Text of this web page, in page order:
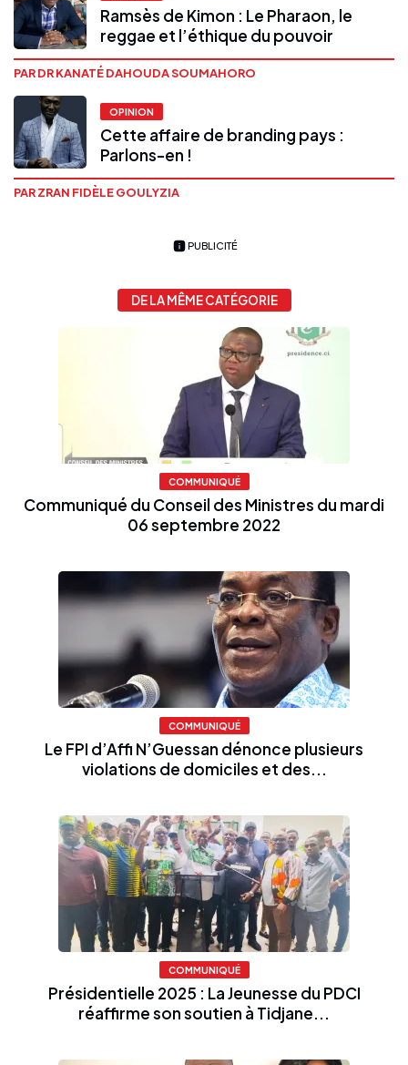
Ramsès de Kimon : Le Pharaon, le
reggae et l’éthique du pouvoir
PAR DR KANATÉ DAHOUDA SOUMAHORO
OPINION
Cette affaire de branding pays :
Parlons-en !
PAR ZRAN FIDÈLE GOULYZIA
PUBLICITÉ
DE LA MÊME CATÉGORIE
COMMUNIQUÉ
Communiqué du Conseil des Ministres du mardi
06 septembre 2022
COMMUNIQUÉ
Le FPI d’Affi N’Guessan dénonce plusieurs
violations de domiciles et des...
COMMUNIQUÉ
Présidentielle 2025 : La Jeunesse du PDCI
réaffirme son soutien à Tidjane...